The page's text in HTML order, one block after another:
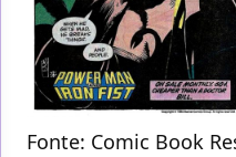
Fonte: Comic Book